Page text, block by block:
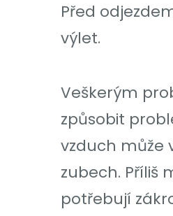
Před
výlet.
Veškerým
způsobit
vzduch může
zubech. Příliš
potřebují